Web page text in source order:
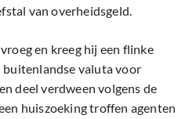
van overheidsgeld.
en kreeg hij een flinke
buitenlandse valuta voor
deel verdween volgens de
huiszoeking troffen agenten